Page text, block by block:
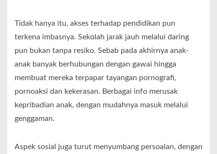
Tidak hanya itu, akses terhadap pendidikan pun
terkena imbasnya. Sekolah jarak jauh melalui daring
pun bukan tanpa resiko. Sebab pada akhirnya anak-
anak banyak berhubungan dengan gawai hingga
membuat mereka terpapar tayangan pornografi,
pornoaksi dan kekerasan. Berbagai info merusak
kepribadian anak, dengan mudahnya masuk melalui
genggaman.
Aspek sosial juga turut menyumbang persoalan, dengan